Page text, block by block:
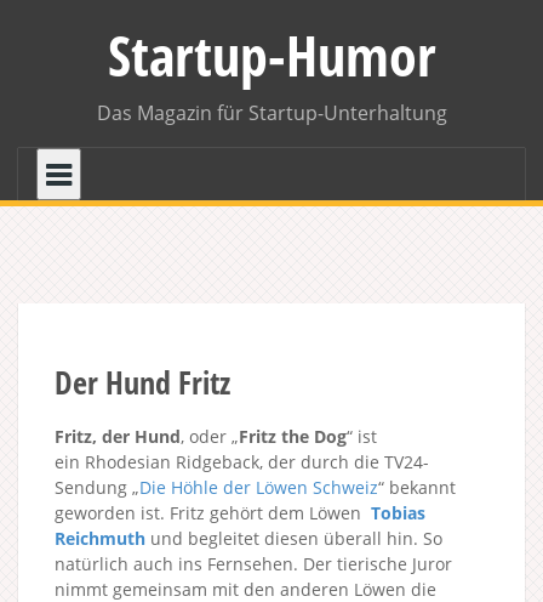
Startup-Humor
Das Magazin für Startup-Unterhaltung
Der Hund Fritz
Fritz, der Hund, oder „Fritz the Dog“ ist
ein Rhodesian Ridgeback, der durch die TV24-
Sendung „Die Höhle der Löwen Schweiz“ bekannt
geworden ist. Fritz gehört dem Löwen Tobias
Reichmuth und begleitet diesen überall hin. So
natürlich auch ins Fernsehen. Der tierische Juror
nimmt gemeinsam mit den anderen Löwen die